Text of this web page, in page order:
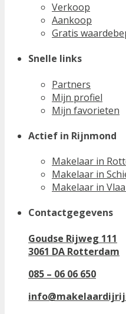
Verkoop
Aankoop
Gratis
Snelle links
Partners
Mijn profiel
Mijn favorieten
Actief in Rijnmond
Makelaar in
Makelaar in
Makelaar in
Contactgegevens
Goudse Rijweg 111
3061 DA Rotterdam
085 – 06 06 650